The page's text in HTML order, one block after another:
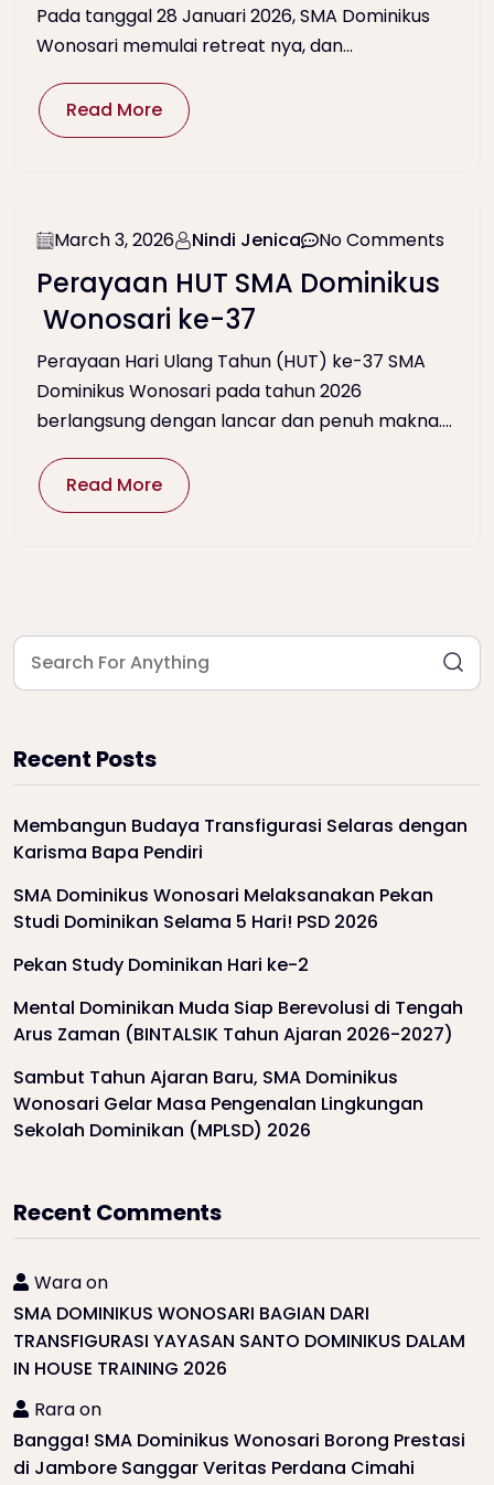
Pada tanggal 28 Januari 2026, SMA Dominikus
Wonosari memulai retreat nya, dan...
Read More
March 3, 2026 Nindi Jenica No Comments
Perayaan HUT SMA Dominikus
Wonosari ke-37
Perayaan Hari Ulang Tahun (HUT) ke-37 SMA
Dominikus Wonosari pada tahun 2026
berlangsung dengan lancar dan penuh makna....
Read More
Recent Posts
Membangun Budaya Transfigurasi Selaras dengan
Karisma Bapa Pendiri
SMA Dominikus Wonosari Melaksanakan Pekan
Studi Dominikan Selama 5 Hari! PSD 2026
Pekan Study Dominikan Hari ke-2
Mental Dominikan Muda Siap Berevolusi di Tengah
Arus Zaman (BINTALSIK Tahun Ajaran 2026-2027)
Sambut Tahun Ajaran Baru, SMA Dominikus
Wonosari Gelar Masa Pengenalan Lingkungan
Sekolah Dominikan (MPLSD) 2026
Recent Comments
Waraon
SMA DOMINIKUS WONOSARI BAGIAN DARI
TRANSFIGURASI YAYASAN SANTO DOMINIKUS DALAM
IN HOUSE TRAINING 2026
Raraon
Bangga! SMA Dominikus Wonosari Borong Prestasi
di Jambore Sanggar Veritas Perdana Cimahi